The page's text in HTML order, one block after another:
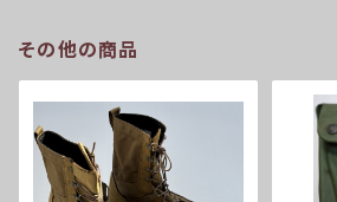
その他の商品